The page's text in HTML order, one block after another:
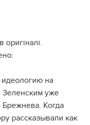
на
Зеленским уже
Когда
рассказывали как